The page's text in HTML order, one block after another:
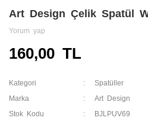
Art Design Çelik Spatül
Yorum yap
160,00 TL
Kategori Spatüller
Marka Art Design
Stok Kodu BJLPUV69